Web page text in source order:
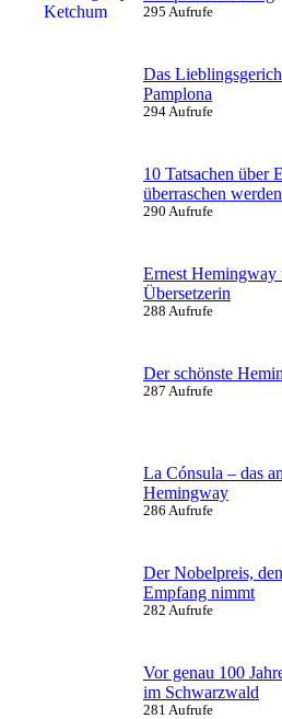
295 Aufrufe
Das
Pamplona
294 Aufrufe
10 Tatsachen über
überraschen werden
290 Aufrufe
Ernest Hemingway
Übersetzerin
288 Aufrufe
Der schönste
287 Aufrufe
La Cónsula – das
Hemingway
286 Aufrufe
Der Nobelpreis,
Empfang nimmt
282 Aufrufe
Vor genau 100
im Schwarzwald
281 Aufrufe